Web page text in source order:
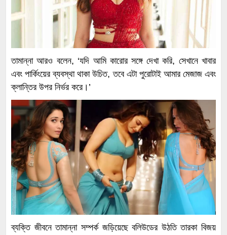
তামান্না আরও বলেন, ‘যদি আমি কারোর সঙ্গে দেখা করি, সেখানে খাবার
এবং পার্কিংয়ের ব্যবস্থা থাকা উচিত, তবে এটা পুরোটাই আমার মেজাজ এবং
ক্লান্তির উপর নির্ভর করে।’
ব্যক্তি জীবনে তামান্না সম্পর্ক জড়িয়েছে বলিউডের উঠতি তারকা বিজয়